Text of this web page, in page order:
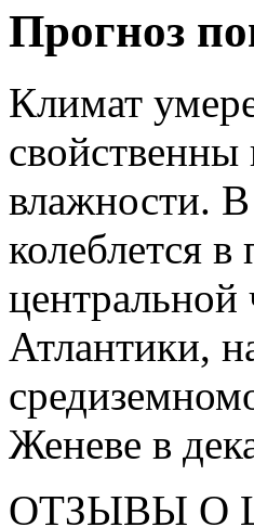
Прогноз
Климат
влажности. В
колеблется
центральной
Атлантики,
Женеве в
ОТЗЫВЫ О